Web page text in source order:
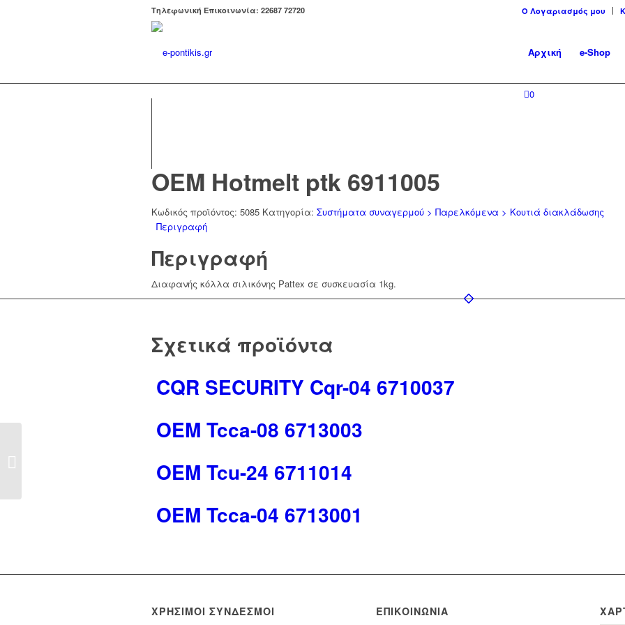
Ο Λογαριασμός μου
Tηλεφωνική Επικοινωνία: 22687 72720
Αρχική e-Shop
0
OEM Hotmelt ptk 6911005
Κωδικός προϊόντος: 5085 Κατηγορία: Συστήματα συναγερμού > Παρελκόμενα > Κουτιά διακλάδωσης
Περιγραφή
Περιγραφή
Διαφανής κόλλα σιλικόνης Pattex σε συσκευασία 1kg.
Σχετικά προϊόντα
CQR SΕCURΙΤΥ Cqr-04 6710037
OEM Tcca-08 6713003
OEM Tcu-24 6711014
OEM Tcca-04 6713001
ΧΡΉΣΙΜΟΙ ΣΎΝΔΕΣΜΟΙ ΕΠΙΚΟΙΝΩΝΊΑ